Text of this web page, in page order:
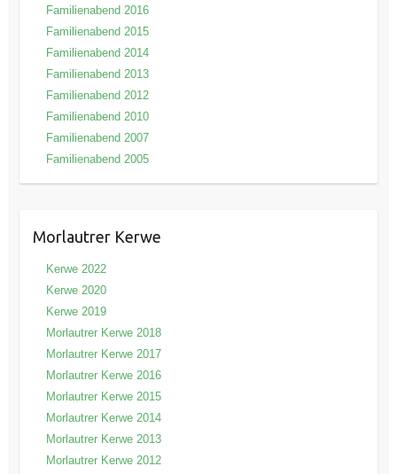
Familienabend 2016
Familienabend 2015
Familienabend 2014
Familienabend 2013
Familienabend 2012
Familienabend 2010
Familienabend 2007
Familienabend 2005
Morlautrer Kerwe
Kerwe 2022
Kerwe 2020
Kerwe 2019
Morlautrer Kerwe 2018
Morlautrer Kerwe 2017
Morlautrer Kerwe 2016
Morlautrer Kerwe 2015
Morlautrer Kerwe 2014
Morlautrer Kerwe 2013
Morlautrer Kerwe 2012